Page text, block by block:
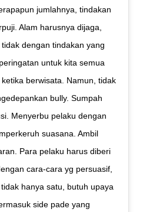
jumlahnya, tindakan
Alam harusnya dijaga,
dengan tindakan yang
untuk kita semua
berwisata. Namun, tidak
bully. Sumpah
Menyerbu pelaku dengan
suasana. Ambil
Para pelaku harus diberi
cara-cara yg persuasif,
hanya satu, butuh upaya
side pade yang